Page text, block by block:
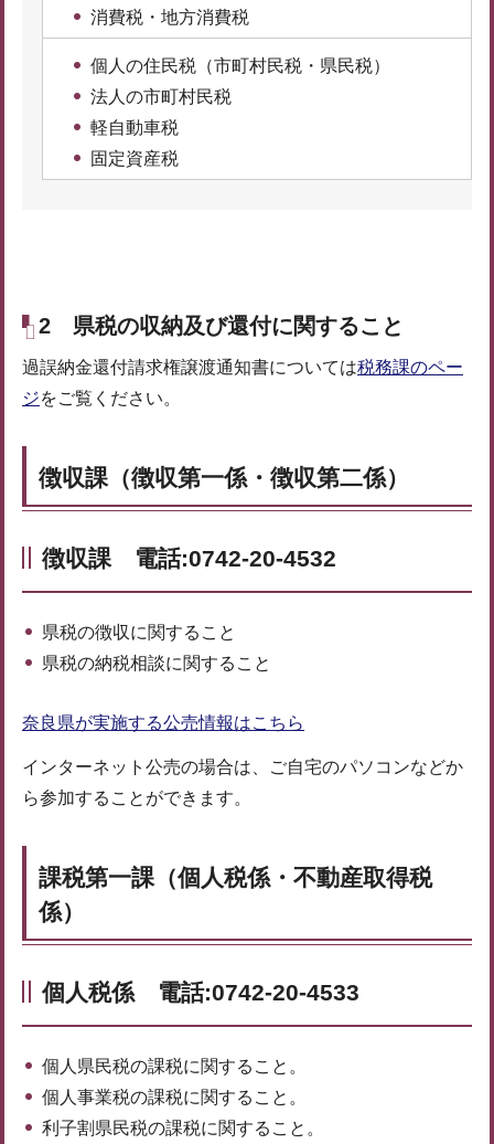
消費税・地方消費税
個人の住民税（市町村民税・県民税）
法人の市町村民税
軽自動車税
固定資産税
2 県税の収納及び還付に関すること
過誤納金還付請求権譲渡通知書については税務課のペー
ジをご覧ください。
徴収課（徴収第一係・徴収第二係）
徴収課 電話:0742-20-4532
県税の徴収に関すること
県税の納税相談に関すること
奈良県が実施する公売情報はこちら
インターネット公売の場合は、ご自宅のパソコンなどか
ら参加することができます。
課税第一課（個人税係・不動産取得税
係）
個人税係 電話:0742-20-4533
個人県民税の課税に関すること。
個人事業税の課税に関すること。
利子割県民税の課税に関すること。